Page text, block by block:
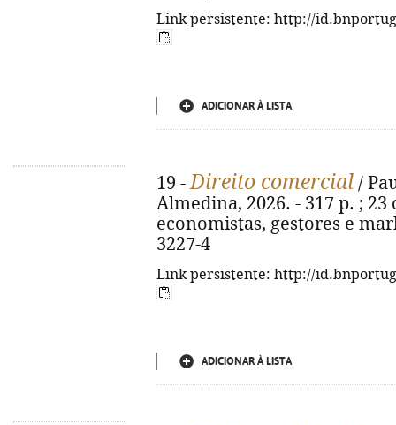
Link persistente: http://
ADICIONAR À LISTA
19 -Direito comercial /
Almedina, 2026. - 317 p. ;
economistas, gestores e
3227-4
Link persistente: http://
ADICIONAR À LISTA